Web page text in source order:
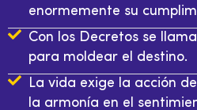
enormemente su
Con los Decretos se
para moldear el destino.
La vida exige la acción
la armonía en el